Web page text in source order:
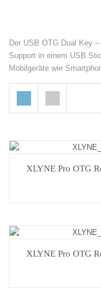
Der USB OTG Dual Key
Support in einem USB
Mobilgeräte wie
XLYNE Pro OTG
XLYNE Pro OTG